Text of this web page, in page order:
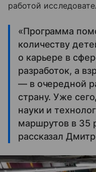
работой
«Программа
количеству
о карьере в
разработок, а
— в очередной
страну. Уже
науки и
маршрутов в 35
рассказал